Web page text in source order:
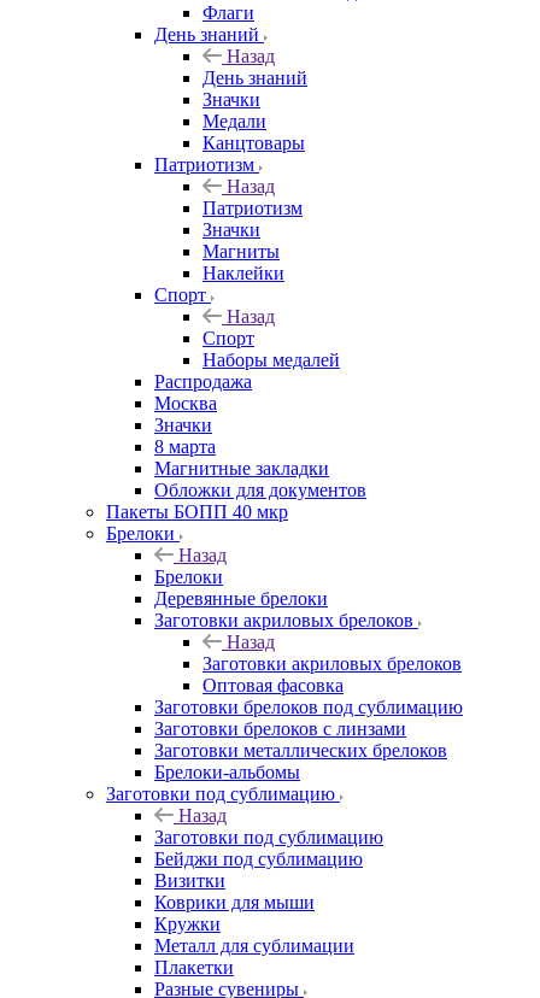
Флаги
День знаний
Назад
День знаний
Значки
Медали
Канцтовары
Патриотизм
Назад
Патриотизм
Значки
Магниты
Наклейки
Спорт
Назад
Спорт
Наборы медалей
Распродажа
Москва
Значки
8 марта
Магнитные закладки
Обложки для документов
Пакеты БОПП 40 мкр
Брелоки
Назад
Брелоки
Деревянные брелоки
Заготовки акриловых брелоков
Назад
Заготовки акриловых брелоков
Оптовая фасовка
Заготовки брелоков под сублимацию
Заготовки брелоков с линзами
Заготовки металлических брелоков
Брелоки-альбомы
Заготовки под сублимацию
Назад
Заготовки под сублимацию
Бейджи под сублимацию
Визитки
Коврики для мыши
Кружки
Металл для сублимации
Плакетки
Разные сувениры